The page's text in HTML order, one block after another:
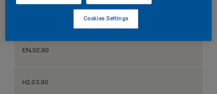
EN.02.90
H2.03.90
Cookies Settings